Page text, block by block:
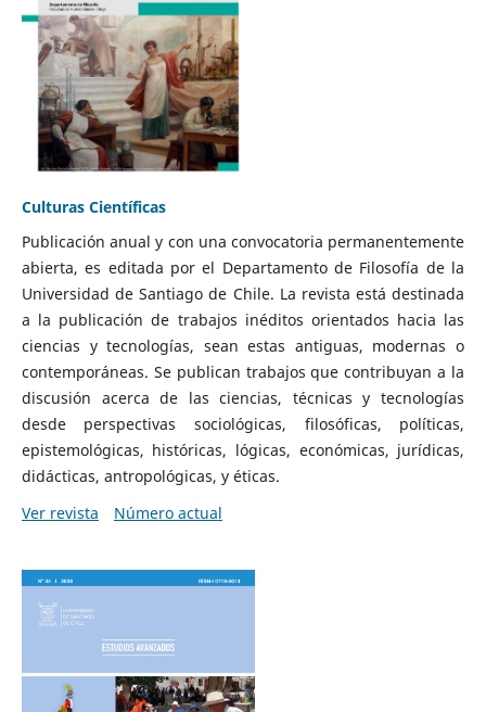
Culturas Científicas
Publicación anual y con una convocatoria permanentemente
abierta, es editada por el Departamento de Filosofía de la
Universidad de Santiago de Chile. La revista está destinada
a la publicación de trabajos inéditos orientados hacia las
ciencias y tecnologías, sean estas antiguas, modernas o
contemporáneas. Se publican trabajos que contribuyan a la
discusión acerca de las ciencias, técnicas y tecnologías
desde perspectivas sociológicas, filosóficas, políticas,
epistemológicas, históricas, lógicas, económicas, jurídicas,
didácticas, antropológicas, y éticas.
Ver revista
Número actual